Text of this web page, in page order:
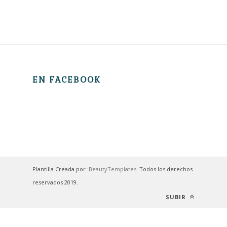
EN FACEBOOK
Plantilla Creada por :BeautyTemplates . Todos los derechos
reservados 2019.
SUBIR